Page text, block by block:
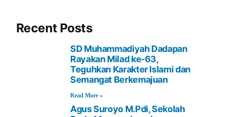
Recent Posts
SD Muhammadiyah Dadapan
Rayakan Milad ke-63,
Teguhkan Karakter Islami dan
Semangat Berkemajuan
Read More »
Agus Suroyo M.Pdi, Sekolah